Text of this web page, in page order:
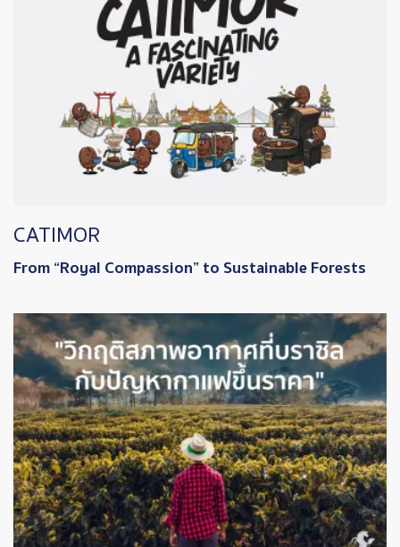
CATIMOR
From “Royal Compassion” to Sustainable Forests
Image